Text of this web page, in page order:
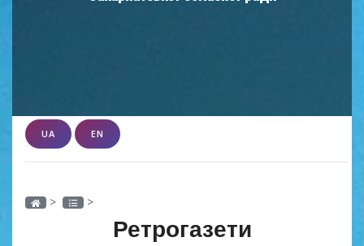
UA EN
> >
Ретрогазети